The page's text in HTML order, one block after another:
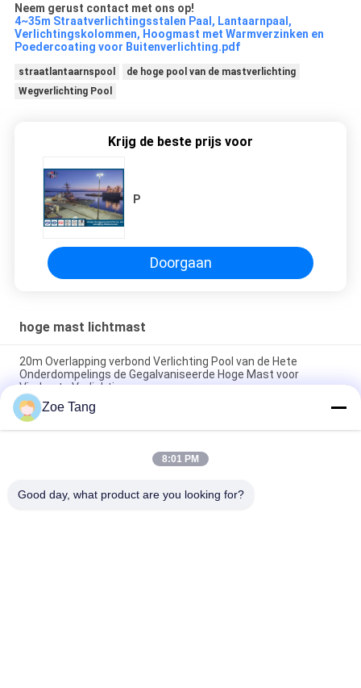
Neem gerust contact met ons op!
4~35m Straatverlichtingsstalen Paal, Lantaarnpaal,
Verlichtingskolommen, Hoogmast met Warmverzinken en
Poedercoating voor Buitenverlichting.pdf
straatlantaarnspool
de hoge pool van de mastverlichting
Wegverlichting Pool
Krijg de beste prijs voor
P
Doorgaan
hoge mast lichtmast
20m Overlapping verbond Verlichting Pool van de Hete
Onderdompelings de Gegalvaniseerde Hoge Mast voor
Vierkante Verlichting
De overlapping galvaniseerde Hoge Mast Lichte Pool, Rijweg
HOOFD Lichte Polen
Professionele Kegel LEIDENE Hoge Mast Lichte Pool met 3
Zoe Tang
8:01 PM
Good day, what product are you looking for?